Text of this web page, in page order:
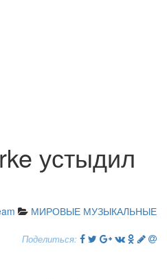
устыдил
МИРОВЫЕ МУЗЫКАЛЬНЫЕ
Поделиться: